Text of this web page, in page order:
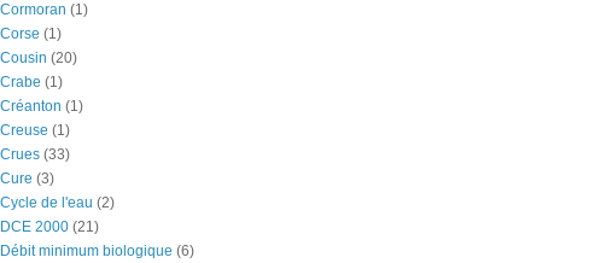
Cormoran (1)
Corse (1)
Cousin (20)
Crabe (1)
Créanton (1)
Creuse (1)
Crues (33)
Cure (3)
Cycle de l'eau (2)
DCE 2000 (21)
Débit minimum biologique (6)